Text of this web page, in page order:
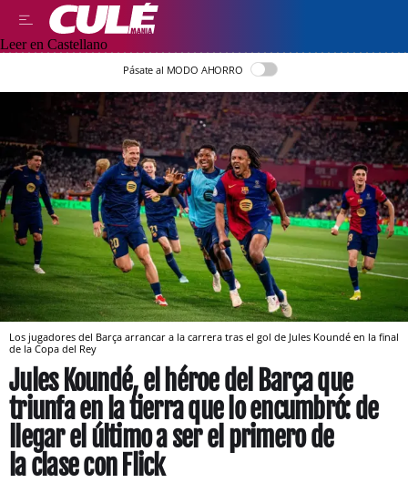
Leer en Castellano
Pásate al MODO AHORRO
Los jugadores del Barça arrancar a la carrera tras el gol de Jules Koundé en la final
de la Copa del Rey
Jules Koundé, el héroe del Barça que
triunfa en la tierra que lo encumbró: de
llegar el último a ser el primero de
la clase con Flick